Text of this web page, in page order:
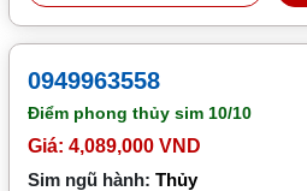
0949963558
Điểm phong thủy sim 10/10
Giá: 4,089,000 VND
Sim ngũ hành:Thủy